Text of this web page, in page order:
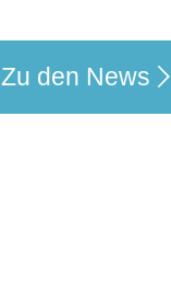
Zu den News